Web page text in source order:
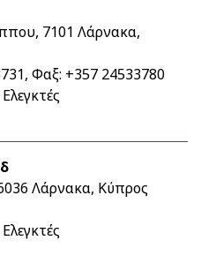
7101 Λάρνακα,
, Φαξ: +357 24533780
Λάρνακα, Κύπρος